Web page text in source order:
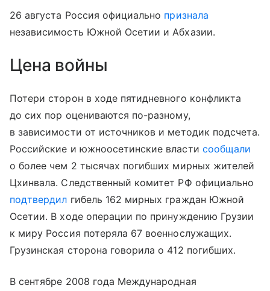
26 августа Россия официально признала
независимость Южной Осетии и Абхазии.
Цена войны
Потери сторон в ходе пятидневного конфликта
до сих пор оцениваются по-разному,
в зависимости от источников и методик подсчета.
Российские и южноосетинские власти сообщали
о более чем 2 тысячах погибших мирных жителей
Цхинвала. Следственный комитет РФ официально
подтвердил гибель 162 мирных граждан Южной
Осетии. В ходе операции по принуждению Грузии
к миру Россия потеряла 67 военнослужащих.
Грузинская сторона говорила о 412 погибших.
В сентябре 2008 года Международная